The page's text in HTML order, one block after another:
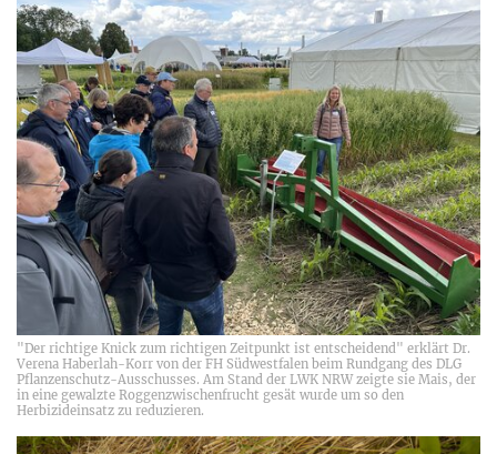
"Der richtige Knick zum richtigen Zeitpunkt ist entscheidend" erklärt Dr.
Verena Haberlah-Korr von der FH Südwestfalen beim Rundgang des DLG
Pflanzenschutz-Ausschusses. Am Stand der LWK NRW zeigte sie Mais, der
in eine gewalzte Roggenzwischenfrucht gesät wurde um so den
Herbizideinsatz zu reduzieren.